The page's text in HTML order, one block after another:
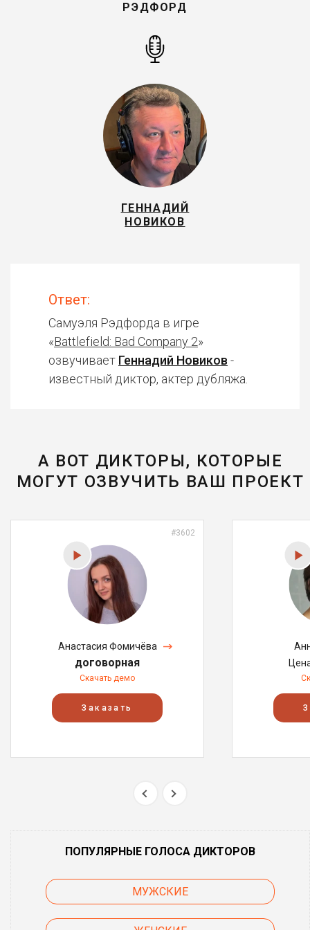
РЭДФОРД
ГЕННАДИЙ
НОВИКОВ
Ответ:
Самуэля Рэдфорда в игре
«Battlefield: Bad Company 2»
озвучивает Геннадий Новиков -
известный диктор, актер дубляжа.
А ВОТ ДИКТОРЫ, КОТОРЫЕ
МОГУТ ОЗВУЧИТЬ ВАШ ПРОЕКТ
#3602
Анастасия Фомичёва
договорная
Скачать демо
Заказать
ПОПУЛЯРНЫЕ ГОЛОСА ДИКТОРОВ
МУЖСКИЕ